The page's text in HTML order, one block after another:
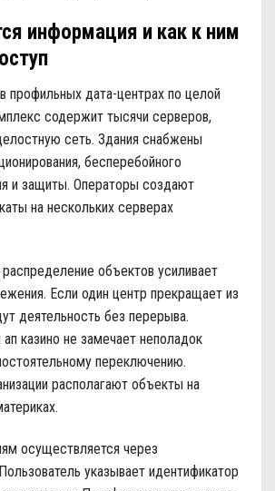
информация и как к ним
профильных дата-центрах по целой
содержит тысячи серверов,
сеть. Здания снабжены
бесперебойного
и защиты. Операторы создают
на нескольких серверах
объектов усиливает
Если один центр прекращает из
деятельность без перерыва.
ап казино не замечает неполадок
переключению.
располагают объекты на
осуществляется через
указывает идентификатор